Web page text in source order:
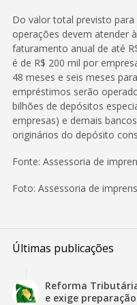
Do valor total previsto para
operações devem atender
faturamento anual de até
é de R$ 200 mil por
48 meses e seis meses
empréstimos serão
bilhões de depósitos
empresas) e demais
originários do depósito
Fonte: Assessoria de
Foto: Assessoria de
Últimas publicações
Reforma
e exige